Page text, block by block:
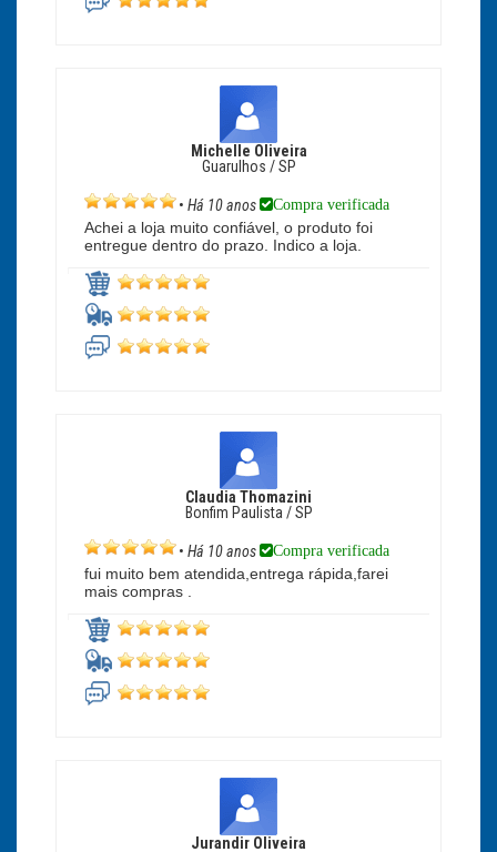
Michelle Oliveira
Guarulhos / SP
• Há 10 anos Compra verificada
Achei a loja muito confiável, o produto foi
entregue dentro do prazo. Indico a loja.
Claudia Thomazini
Bonfim Paulista / SP
• Há 10 anos Compra verificada
fui muito bem atendida,entrega rápida,farei
mais compras .
Jurandir Oliveira